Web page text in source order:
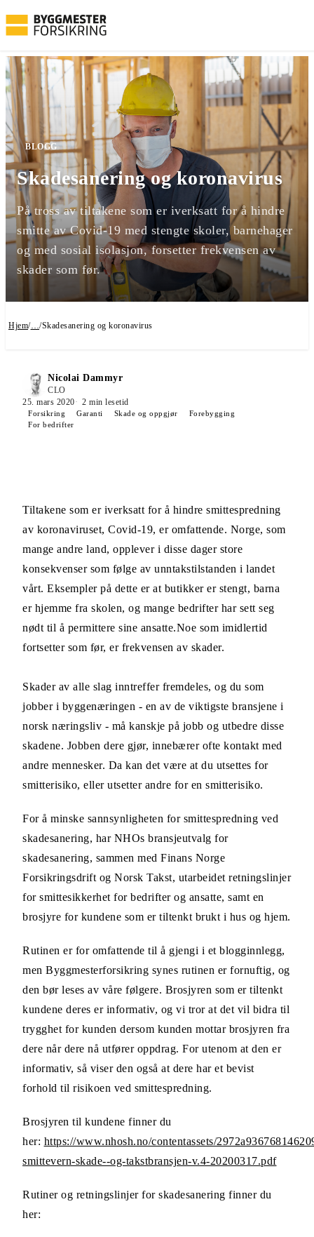
BLOGG
Skadesanering og koronavirus
På tross av tiltakene som er iverksatt for å hindre
smitte av Covid-19 med stengte skoler, barnehager
og med sosial isolasjon, forsetter frekvensen av
skader som før.
Hjem/…/Skadesanering og koronavirus
Nicolai Dammyr
CLO
25. mars 2020
2 min lesetid
Forsikring Garanti Skade og oppgjør
Forebygging
For bedrifter
Tiltakene som er iverksatt for å hindre smittespredning
av koronaviruset, Covid-19, er omfattende. Norge, som
mange andre land, opplever i disse dager store
konsekvenser som følge av unntakstilstanden i landet
vårt. Eksempler på dette er at butikker er stengt, barna
er hjemme fra skolen, og mange bedrifter har sett seg
nødt til å permittere sine ansatte.Noe som imidlertid
fortsetter som før, er frekvensen av skader.
Skader av alle slag inntreffer fremdeles, og du som
jobber i byggenæringen - en av de viktigste bransjene i
norsk næringsliv - må kanskje på jobb og utbedre disse
skadene. Jobben dere gjør, innebærer ofte kontakt med
andre mennesker. Da kan det være at du utsettes for
smitterisiko, eller utsetter andre for en smitterisiko.
For å minske sannsynligheten for smittespredning ved
skadesanering, har NHOs bransjeutvalg for
skadesanering, sammen med Finans Norge
Forsikringsdrift og Norsk Takst, utarbeidet retningslinjer
for smittesikkerhet for bedrifter og ansatte, samt en
brosjyre for kundene som er tiltenkt brukt i hus og hjem.
Rutinen er for omfattende til å gjengi i et blogginnlegg,
men Byggmesterforsikring synes rutinen er fornuftig, og
den bør leses av våre følgere. Brosjyren som er tiltenkt
kundene deres er informativ, og vi tror at det vil bidra til
trygghet for kunden dersom kunden mottar brosjyren fra
dere når dere nå utfører oppdrag. For utenom at den er
informativ, så viser den også at dere har et bevist
forhold til risikoen ved smittespredning.
Brosjyren til kundene finner du
her: https://www.nhosh.no/contentassets/
smittevern-skade--og-takstbransjen-v.4-20200317.pdf
Rutiner og retningslinjer for skadesanering finner du
her: